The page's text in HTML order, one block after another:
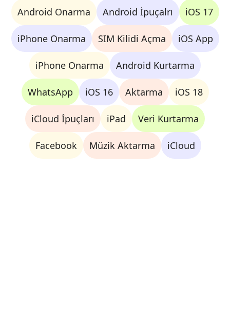
Android Onarma Android İpuçalrı iOS 17
iPhone Onarma SIM Kilidi Açma iOS App
iPhone Onarma Android Kurtarma
WhatsApp iOS 16 Aktarma iOS 18
iCloud İpuçları iPad Veri Kurtarma
Facebook Müzik Aktarma iCloud